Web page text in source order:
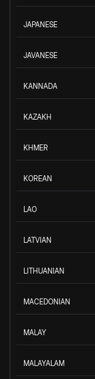
JAPANESE
JAVANESE
KANNADA
KAZAKH
KHMER
KOREAN
LAO
LATVIAN
LITHUANIAN
MACEDONIAN
MALAY
MALAYALAM